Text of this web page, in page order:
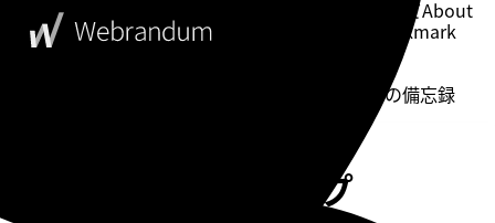
このブログについてAbout
Bookmark
ウェブデザイナーの備忘録
サイトマップ